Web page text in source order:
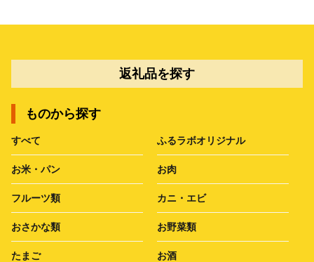
返礼品を探す
ものから探す
すべて ふるラボオリジナル
お米・パン お肉
フルーツ類 カニ・エビ
おさかな類 お野菜類
たまご お酒